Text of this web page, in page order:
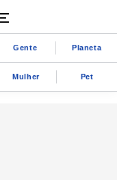
Gente Planeta
Mulher Pet